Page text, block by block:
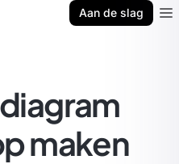
Aan de slag
maken